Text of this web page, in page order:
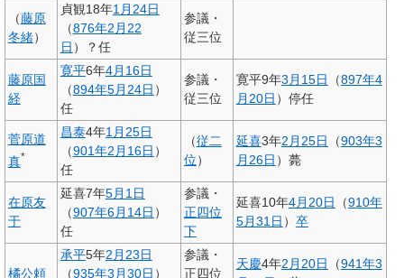
（藤原
冬緒）
貞観18年1月24日
（876年2月22
日 ）？任
参議・
従三位
藤原国
経
寛平6年4月16日
（894年5月24日 ）
任
参議・
従三位
寛平9年3月15日 （897年4
月20日 ）停任
菅原道
真*
昌泰4年1月25日
（901年2月16日 ）
任
（従二
位）
延喜3年2月25日 （903年3
月26日 ）薨
在原友
于
延喜7年5月1日
（907年6月14日 ）
任
参議・
正四位
下
延喜10年4月20日 （910年
5月31日 ） 卒
橘公頼
承平5年2月23日
（935年3月30日 ）
参議・
正四位
天慶4年2月20日 （941年3